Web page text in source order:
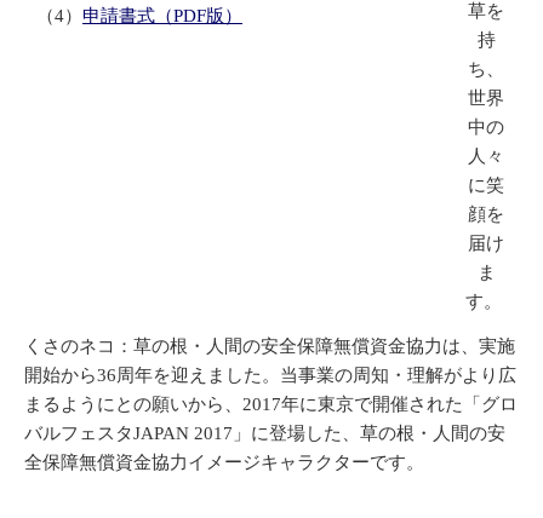
（4） 申請書式（PDF版）
草を
持
ち、
世界
中の
人々
に笑
顔を
届け
ま
す。
くさのネコ：草の根・人間の安全保障無償資金協力は、実施
開始から36周年を迎えました。当事業の周知・理解がより広
まるようにとの願いから、2017年に東京で開催された「グロ
バルフェスタJAPAN 2017」に登場した、草の根・人間の安
全保障無償資金協力イメージキャラクターです。